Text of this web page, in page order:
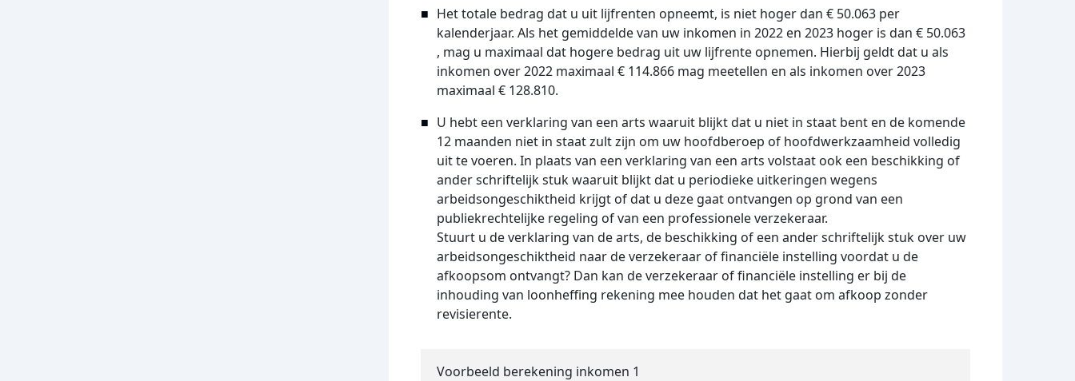
Het totale bedrag dat u uit lijfrenten opneemt, is niet hoger dan € 50.063 per
kalenderjaar. Als het gemiddelde van uw inkomen in 2022 en 2023 hoger is dan € 50.063
, mag u maximaal dat hogere bedrag uit uw lijfrente opnemen. Hierbij geldt dat u als
inkomen over 2022 maximaal € 114.866 mag meetellen en als inkomen over 2023
maximaal € 128.810.
U hebt een verklaring van een arts waaruit blijkt dat u niet in staat bent en de komende
12 maanden niet in staat zult zijn om uw hoofdberoep of hoofdwerkzaamheid volledig
uit te voeren. In plaats van een verklaring van een arts volstaat ook een beschikking of
ander schriftelijk stuk waaruit blijkt dat u periodieke uitkeringen wegens
arbeidsongeschiktheid krijgt of dat u deze gaat ontvangen op grond van een
publiekrechtelijke regeling of van een professionele verzekeraar.
Stuurt u de verklaring van de arts, de beschikking of een ander schriftelijk stuk over uw
arbeidsongeschiktheid naar de verzekeraar of financiële instelling voordat u de
afkoopsom ontvangt? Dan kan de verzekeraar of financiële instelling er bij de
inhouding van loonheffing rekening mee houden dat het gaat om afkoop zonder
revisierente.
Voorbeeld berekening inkomen 1